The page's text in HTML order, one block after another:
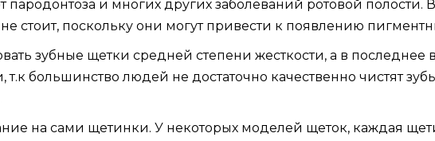
пародонтоза и многих других заболеваний ротовой
стоит, поскольку они могут привести к появлению
зубные щетки средней степени жесткости, а в
большинство людей не достаточно качественно чистят
на сами щетинки. У некоторых моделей щеток, каждая